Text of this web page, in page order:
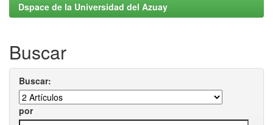
Dspace de la Universidad del Azuay
Buscar
Buscar:
por